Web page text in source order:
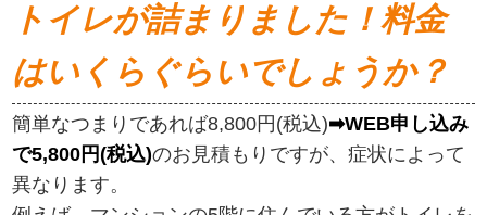
トイレが詰まりました！料金
はいくらぐらいでしょうか？
簡単なつまりであれば8,800円(税込)➡WEB申し込み
で5,800円(税込)のお見積もりですが、症状によって
異なります。